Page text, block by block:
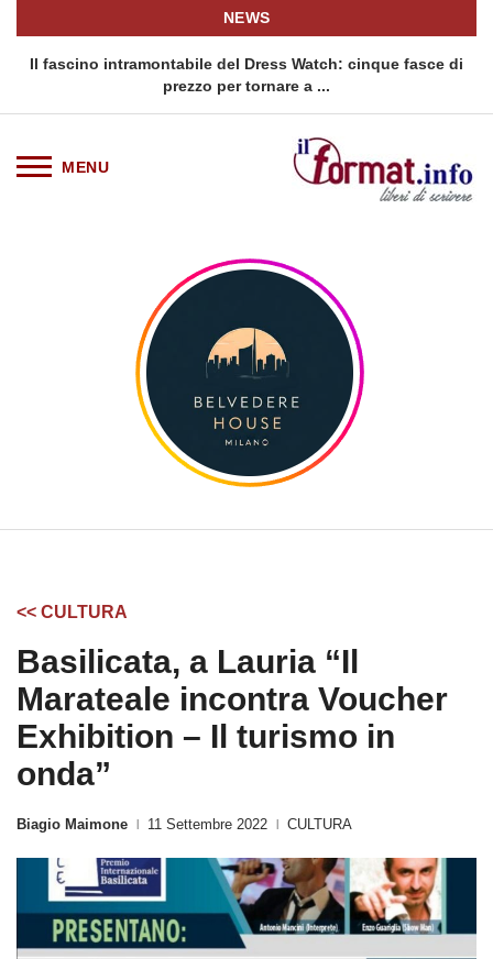
NEWS
Il fascino intramontabile del Dress Watch: cinque fasce di
prezzo per tornare a ...
<< CULTURA
Basilicata, a Lauria “Il
Marateale incontra Voucher
Exhibition – Il turismo in
onda”
Biagio Maimone 11 Settembre 2022 CULTURA